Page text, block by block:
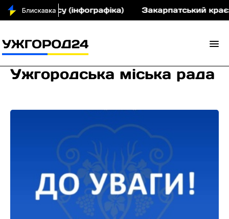
Закарпатський краєзнавчий
Ужгородська міська рада